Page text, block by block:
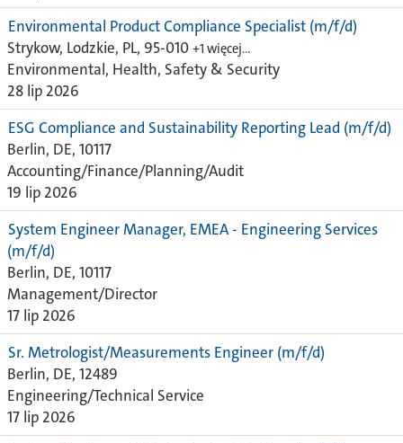
Environmental Product Compliance Specialist (m/f/d)
Strykow, Lodzkie, PL, 95-010 +1 więcej…
Environmental, Health, Safety & Security
28 lip 2026
ESG Compliance and Sustainability Reporting Lead (m/f/d)
Berlin, DE, 10117
Accounting/Finance/Planning/Audit
19 lip 2026
System Engineer Manager, EMEA - Engineering Services
(m/f/d)
Berlin, DE, 10117
Management/Director
17 lip 2026
Sr. Metrologist/Measurements Engineer (m/f/d)
Berlin, DE, 12489
Engineering/Technical Service
17 lip 2026